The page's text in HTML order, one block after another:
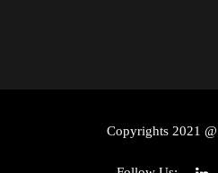
Copyrights 2021